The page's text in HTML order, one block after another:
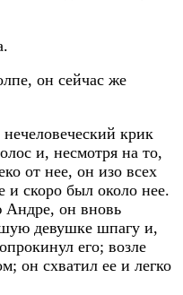
он сейчас же
крик
и, несмотря на то,
от нее, он изо всех
скоро был около нее.
он вновь
девушке шпагу и,
его; возле
он схватил ее и легко